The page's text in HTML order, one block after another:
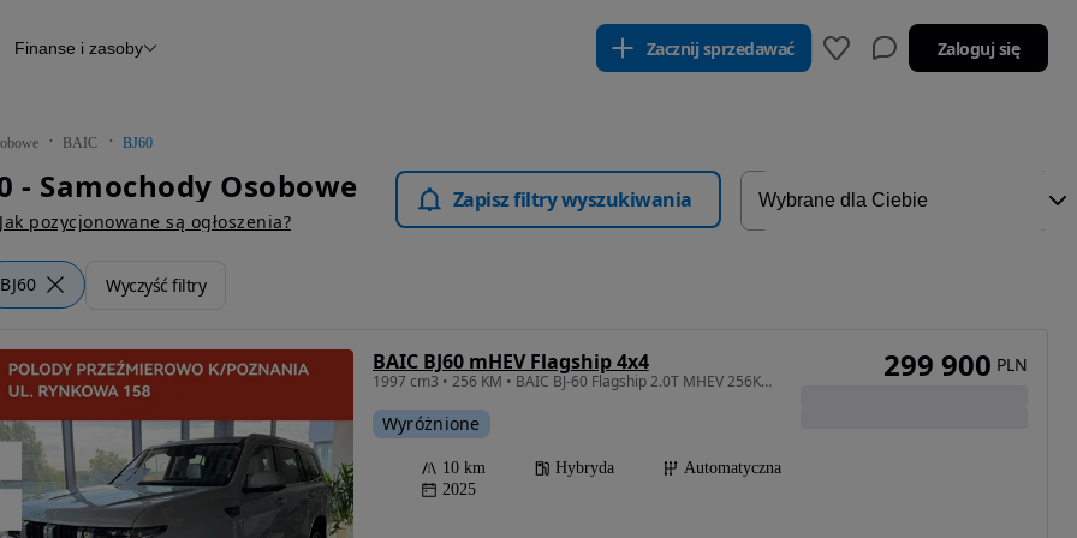
Raport z inspekcji
Otomoto News
Finanse i zasoby Zacznij sprzedawać Zaloguj się
BAIC BJ60
- Samochody Osobowe
Jak pozycjonowane są ogłoszenia?
Zapisz filtry wyszukiwania
BJ60 Wyczyść filtry
BAIC BJ60 mHEV Flagship 4x4
1997 cm3 • 256 KM • BAIC BJ-60 Flagship 2.0T MHEV 256KM (BAIC Polody Przeźmierowo/Poznań)
Wyróżnione
10 km Hybryda
Automatyczna
2025
299 900 PLN